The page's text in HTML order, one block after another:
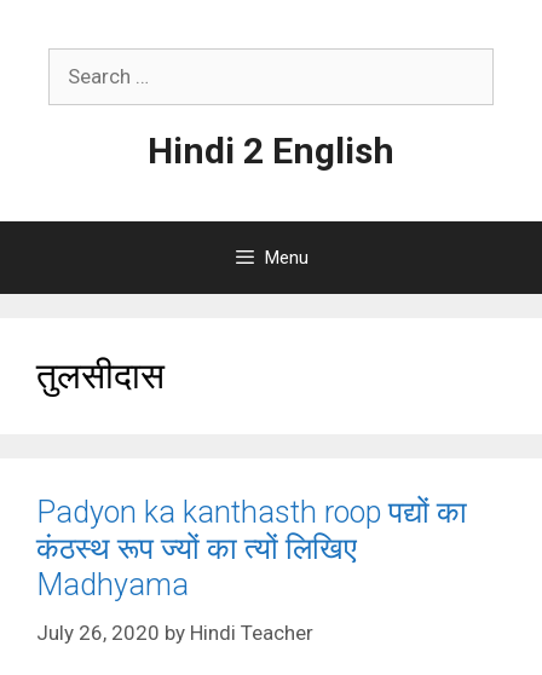
Hindi 2 English
Menu
तुलसीदास
Padyon ka kanthasth roop पद्यों का
कंठस्थ रूप ज्यों का त्यों लिखिए
Madhyama
July 26, 2020 by Hindi Teacher